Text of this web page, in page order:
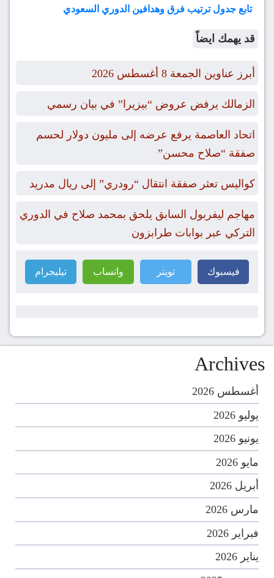
تابع جدول ترتيب فرق وهدافين الدوري السعودي
قد يهمك ايضاً
أبرز عناوين الجمعة 8 أغسطس 2026
الزمالك يرفض عروض “بيزيرا” في بيان رسمي
اتحاد العاصمة يرفع عرضه إلى مليون دولار لحسم
صفقة “صلاح محسن”
كواليس تعثر صفقة انتقال “رودري” إلى ريال مدريد
مهاجم ليفربول السابق يلحق بمحمد صلاح في الدوري
التركي عبر بوابات طرابزون
فيسبوك تويتر واتساب تيليجرام
Archives
أغسطس 2026
يوليو 2026
يونيو 2026
مايو 2026
أبريل 2026
مارس 2026
فبراير 2026
يناير 2026